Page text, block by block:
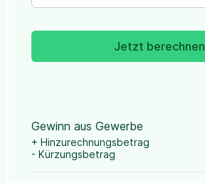
Jetzt berechnen
Gewinn aus Gewerbe
+ Hinzurechnungsbetrag
- Kürzungsbetrag